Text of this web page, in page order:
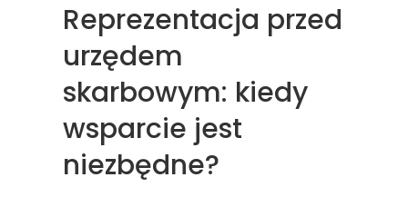
Reprezentacja przed
urzędem
skarbowym: kiedy
wsparcie jest
niezbędne?